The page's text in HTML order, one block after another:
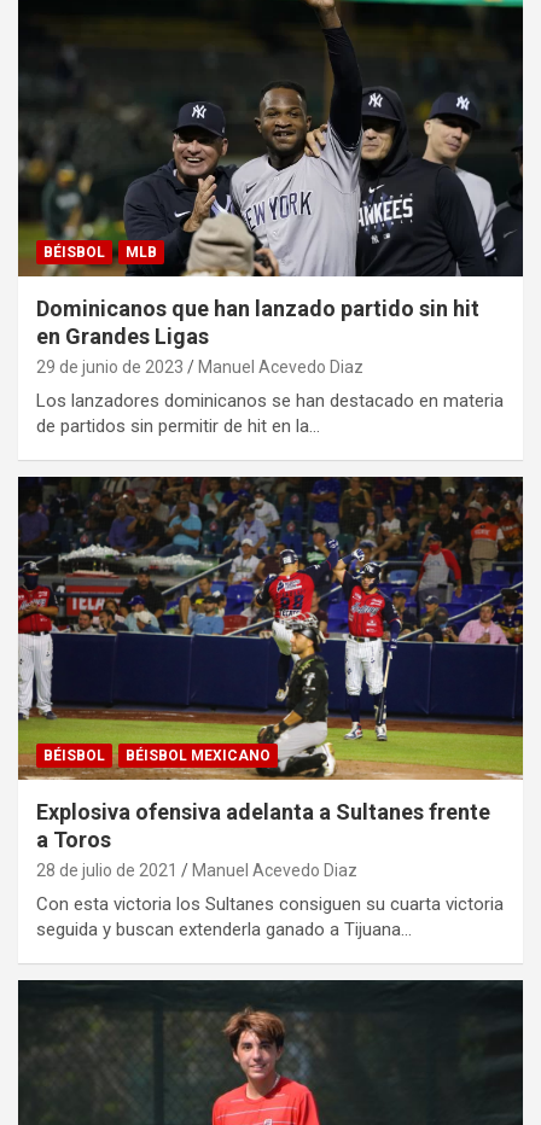
BÉISBOL MLB
Dominicanos que han lanzado partido sin hit
en Grandes Ligas
29 de junio de 2023 Manuel Acevedo Diaz
Los lanzadores dominicanos se han destacado en materia
de partidos sin permitir de hit en la…
BÉISBOL BÉISBOL MEXICANO
Explosiva ofensiva adelanta a Sultanes frente
a Toros
28 de julio de 2021 Manuel Acevedo Diaz
Con esta victoria los Sultanes consiguen su cuarta victoria
seguida y buscan extenderla ganado a Tijuana…